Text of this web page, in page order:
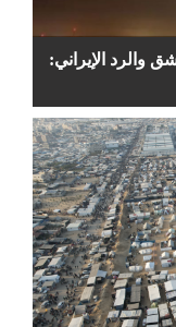
والرد الإيراني: